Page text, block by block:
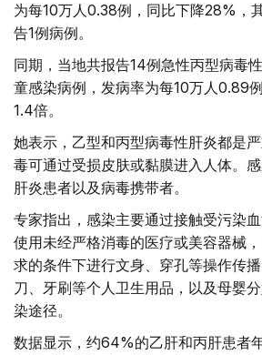
为每10万人0.38例，同比下降28%，
告1例病例。
同期，当地共报告14例急性丙型病毒
童感染病例，发病率为每10万人0.89
1.4倍。
她表示，乙型和丙型病毒性肝炎都是
毒可通过受损皮肤或黏膜进入人体。
肝炎患者以及病毒携带者。
专家指出，感染主要通过接触受污染血
使用未经严格消毒的医疗或美容器械
求的条件下进行文身、穿孔等操作传
刀、牙刷等个人卫生用品，以及母婴
染途径。
数据显示，约64%的乙肝和丙肝患者